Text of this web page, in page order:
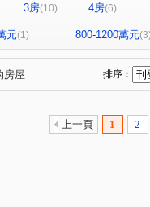
德鑫SKY1 (1) 新資源莊
(1) (1) 中華路六段
(1) 中興街(1) 明湖路(1)
段(1) (1) 華興
(1) 保康街(1) 公北二路
3房(10) 4房(6)
元(1) 800-1200萬元(3)
房屋 排序：
上一頁 1 2